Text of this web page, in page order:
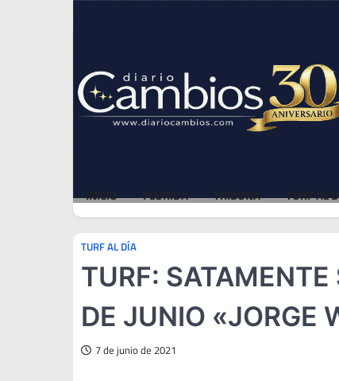
INICIO FLORIDA TRIBUNA TURF AL
TURF AL DÍA
TURF:
DE JUNIO «JORGE
7 de junio de 2021